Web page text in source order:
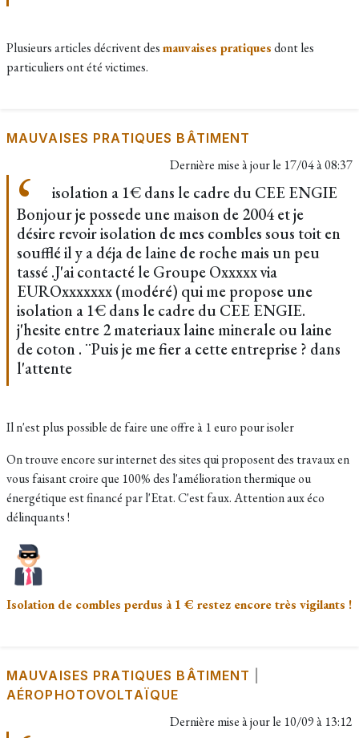
Plusieurs articles décrivent desmauvaises pratiquesdont les
particuliers ont été victimes.
MAUVAISES PRATIQUES BÂTIMENT
Dernière mise à jour le 17/04 à 08:37
isolation a 1€ dans le cadre du CEE ENGIE
Bonjour je possede une maison de 2004 et je
désire revoir isolation de mes combles sous toit en
soufflé il y a déja de laine de roche mais un peu
tassé .J'ai contacté le Groupe Oxxxxx via
EUROxxxxxxx (modéré) qui me propose une
isolation a 1€ dans le cadre du CEE ENGIE.
j'hesite entre 2 materiaux laine minerale ou laine
de coton . ¨Puis je me fier a cette entreprise ? dans
l'attente
Il n'est plus possible de faire une offre à 1 euro pour isoler
On trouve encore sur internet des sites qui proposent des travaux en
vous faisant croire que 100% des l'amélioration thermique ou
énergétique est financé par l'Etat. C'est faux. Attention aux éco
délinquants !
Isolation de combles perdus à 1 € restez encore très vigilants !
MAUVAISES PRATIQUES BÂTIMENT
AÉROPHOTOVOLTAÏQUE
Dernière mise à jour le 10/09 à 13:12